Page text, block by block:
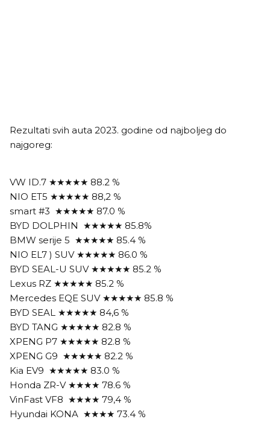
Rezultati svih auta 2023. godine od najboljeg do
najgoreg:
VW ID.7 ★★★★★ 88.2 %
NIO ET5 ★★★★★ 88,2 %
smart #3 ★★★★★ 87.0 %
BYD DOLPHIN ★★★★★ 85.8%
BMW serije 5 ★★★★★ 85.4 %
NIO EL7 ) SUV ★★★★★ 86.0 %
BYD SEAL-U SUV ★★★★★ 85.2 %
Lexus RZ ★★★★★ 85.2 %
Mercedes EQE SUV ★★★★★ 85.8 %
BYD SEAL ★★★★★ 84,6 %
BYD TANG ★★★★★ 82.8 %
XPENG P7 ★★★★★ 82.8 %
XPENG G9 ★★★★★ 82.2 %
Kia EV9 ★★★★★ 83.0 %
Honda ZR-V ★★★★ 78.6 %
VinFast VF8 ★★★★ 79,4 %
Hyundai KONA ★★★★ 73.4 %